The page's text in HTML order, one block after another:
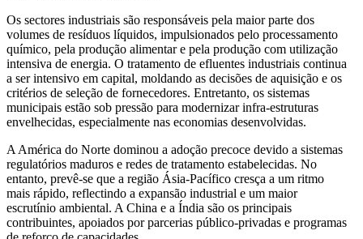
Os sectores industriais são responsáveis ​​pela maior parte dos
volumes de resíduos líquidos, impulsionados pelo processamento
químico, pela produção alimentar e pela produção com utilização
intensiva de energia. O tratamento de efluentes industriais continua
a ser intensivo em capital, moldando as decisões de aquisição e os
critérios de seleção de fornecedores. Entretanto, os sistemas
municipais estão sob pressão para modernizar infra-estruturas
envelhecidas, especialmente nas economias desenvolvidas.
A América do Norte dominou a adoção precoce devido a sistemas
regulatórios maduros e redes de tratamento estabelecidas. No
entanto, prevê-se que a região Ásia-Pacífico cresça a um ritmo
mais rápido, reflectindo a expansão industrial e um maior
escrutínio ambiental. A China e a Índia são os principais
contribuintes, apoiados por parcerias público-privadas e programas